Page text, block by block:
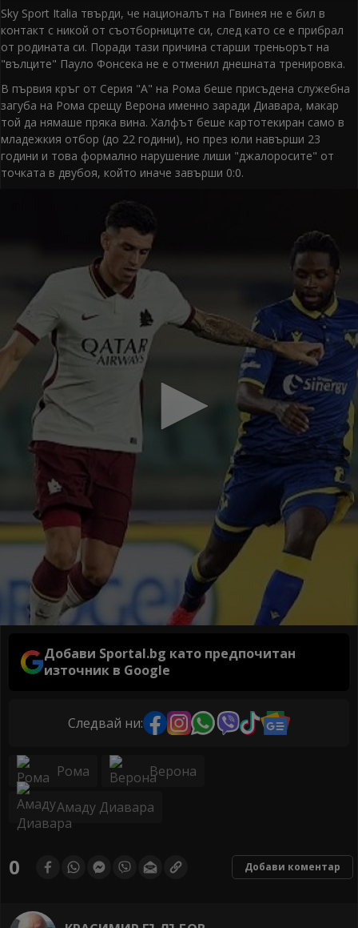
Sky Sport Italia твърди, че националът на Гвинея не е бил в
контакт с никой от съотборниците си, след като се е прибрал
от родината си. Поради тази причина старши треньорът на
"вълците" Пауло Фонсека не е отменил днешната тренировка.
В първия кръг от Серия "А" на Рома беше присъдена служебна
загуба на Рома срещу Верона именно заради Диавара, макар
той да нямаше пряка вина. Халфът беше картотекиран само в
младежкия отбор (до 22 години), но през юли навърши 23
години и това формално нарушение лиши "джалоросите" от
точката в двубоя, който иначе завърши 0:0.
Добави Sportal.bg като предпочитан
източник в Google
Следвай ни:
Рома Верона
Амаду Диавара
0 Добави коментар